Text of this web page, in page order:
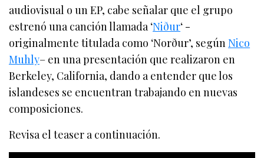
audiovisual o un EP, cabe señalar que el grupo
estrenó una canción llamada ‘Niður‘ -
originalmente titulada como ‘Norður’, segúnNico
Muhly– en una presentación que realizaron en
Berkeley, California, dando a entender que los
islandeses se encuentran trabajando en nuevas
composiciones.
Revisa el teaser a continuación.